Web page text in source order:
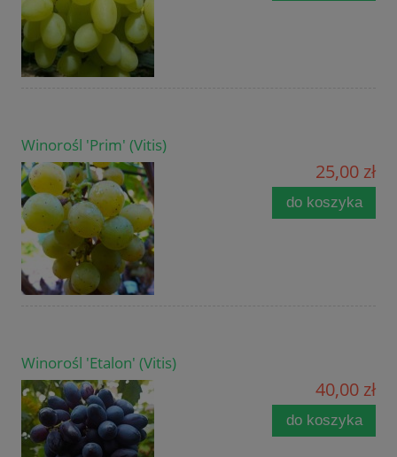
Winorośl 'Prim' (Vitis)
25,00 zł
do koszyka
Winorośl 'Etalon' (Vitis)
40,00 zł
do koszyka